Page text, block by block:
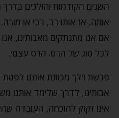
השנים הקודמות והולכים
אותה, אז אותו רב, רבי או
אם אנו מתנתקים מאבותינו,
לכל סוג של הרס. הרס עצמי.
פרשת וילך מכוונת אותנו
אבותינו, לדרך שלימד אותנו
אינו זקוק להוכחה, העובדה